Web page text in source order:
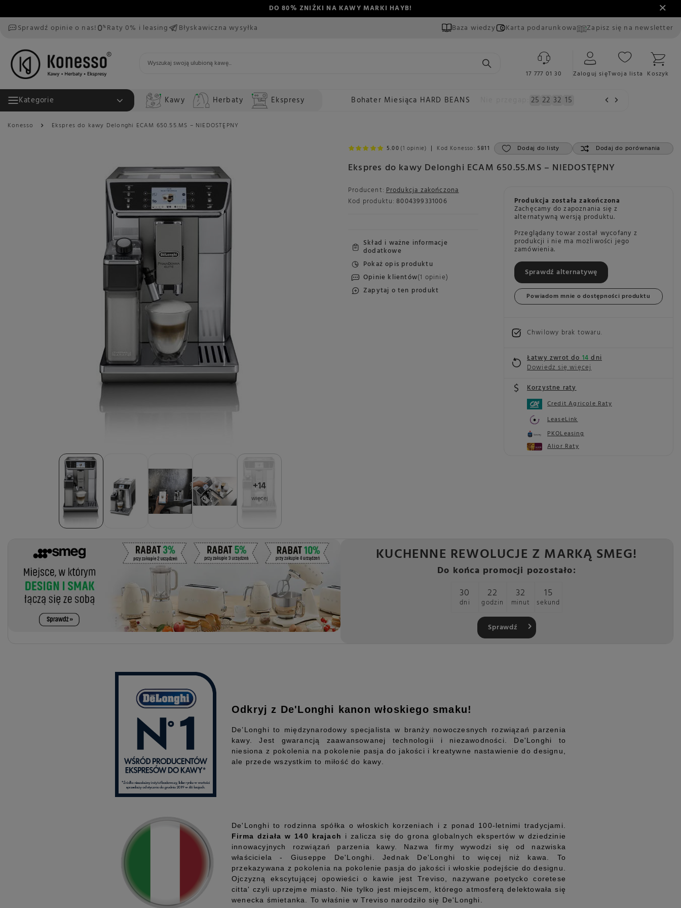
DO 80% ZNIŻKI NA KAWY MARKI HAYB!
Sprawdź opinie o nas!
Raty 0% i leasing Błyskawiczna wysyłka Baza wiedzy Karta podarunkowa Zapisz się na newsletter
17 777 01 30 Zaloguj sięTwoja lista Koszyk
Kategorie Kawy Herbaty Ekspresy Bohater Miesiąca HARD BEANS 25 22 32 14
Konesso Ekspres do kawy Delonghi ECAM 650.55.MS – NIEDOSTĘPNY
+14
więcej
Ekspres do kawy Delonghi ECAM 650.55.MS – NIEDOSTĘPNY
5.00 (1 opinie) Kod Konesso: 5811 Dodaj do listy Dodaj do porównania
Producent: Produkcja zakończona
Kod produktu: 8004399331006
Skład i ważne informacje
dodatkowe
Pokaż opis produktu
Opinie klientów(1 opinie)
Zapytaj o ten produkt
Produkcja została zakończona
Zachęcamy do zapoznania się z
alternatywną wersją produktu.
Przeglądany towar został wycofany z
produkcji i nie ma możliwości jego
zamówienia.
Sprawdź alternatywę
Powiadom mnie o dostępności produktu
Chwilowy brak towaru
Łatwy zwrot do14dni
Dowiedz się więcej
Korzystne raty
Credit Agricole Raty
LeaseLink
PKOLeasing
Alior Raty
KUCHENNE REWOLUCJE Z MARKĄ SMEG!
Do końca promocji pozostało:
30
dni
22
godzin
32
minut
14
sekund
Sprawdź
Odkryj z De'Longhi kanon włoskiego smaku!
De’Longhi to międzynarodowy specjalista w branży nowoczesnych rozwiązań parzenia
kawy. Jest gwarancją zaawansowanej technologii i niezawodności. De'Longhi to
niesiona z pokolenia na pokolenie pasja do jakości i kreatywne nastawienie do designu,
ale przede wszystkim to miłość do kawy.
De'Longhi to rodzinna spółka o włoskich korzeniach i z ponad 100-letnimi tradycjami.
Firma działa w 140 krajach
i zalicza się do grona globalnych ekspertów w dziedzinie
innowacyjnych rozwiązań parzenia kawy. Nazwa firmy wywodzi się od nazwiska
właściciela - Giuseppe De'Longhi. Jednak De'Longhi to więcej niż kawa. To
przekazywana z pokolenia na pokolenie pasja do jakości i włoskie podejście do designu.
Ojczyzną ekscytującej opowieści o kawie jest Treviso, nazywane poetycko coretese
citta' czyli uprzejme miasto. Nie tylko jest miejscem, którego atmosferą delektowała się
wenecka śmietanka. To właśnie w Treviso narodziło się De'Longhi.